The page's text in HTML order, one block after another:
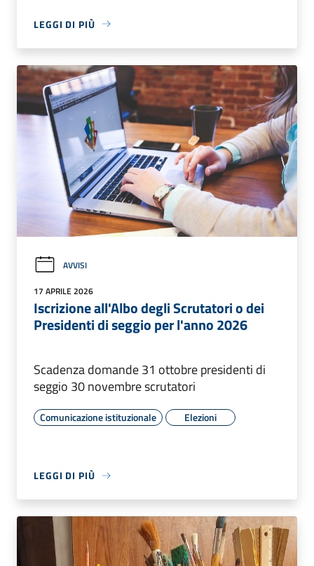
LEGGI DI PIÙ
AVVISI
17 APRILE 2026
Iscrizione all'Albo degli Scrutatori o dei
Presidenti di seggio per l'anno 2026
Scadenza domande 31 ottobre presidenti di
seggio 30 novembre scrutatori
Comunicazione istituzionale Elezioni
LEGGI DI PIÙ